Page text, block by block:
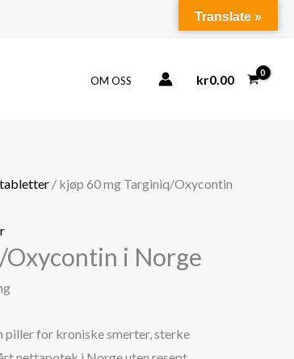
OM OSS kr0.00
/ kjøp 60 mg Targiniq/Oxycontin
i Norge
piller for kroniske smerter, sterke
Translate »